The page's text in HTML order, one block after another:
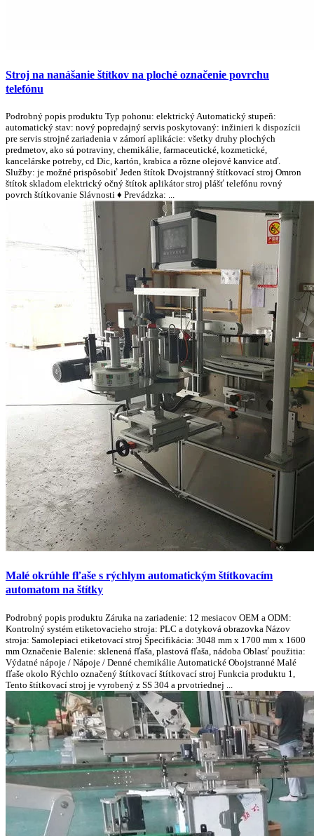
Stroj na nanášanie štítkov na ploché označenie povrchu
telefónu
Podrobný popis produktu Typ pohonu: elektrický Automatický stupeň:
automatický stav: nový popredajný servis poskytovaný: inžinieri k dispozícii
pre servis strojné zariadenia v zámorí aplikácie: všetky druhy plochých
predmetov, ako sú potraviny, chemikálie, farmaceutické, kozmetické,
kancelárske potreby, cd Dic, kartón, krabica a rôzne olejové kanvice atď.
Služby: je možné prispôsobiť Jeden štítok Dvojstranný štítkovací stroj Omron
štítok skladom elektrický očný štítok aplikátor stroj plášť telefónu rovný
povrch štítkovanie Slávnosti ♦ Prevádzka: ...
Malé okrúhle fľaše s rýchlym automatickým štítkovacím
automatom na štítky
Podrobný popis produktu Záruka na zariadenie: 12 mesiacov OEM a ODM:
Kontrolný systém etiketovacieho stroja: PLC a dotyková obrazovka Názov
stroja: Samolepiaci etiketovací stroj Špecifikácia: 3048 mm x 1700 mm x 1600
mm Označenie Balenie: sklenená fľaša, plastová fľaša, nádoba Oblasť použitia:
Výdatné nápoje / Nápoje / Denné chemikálie Automatické Obojstranné Malé
fľaše okolo Rýchlo označený štítkovací štítkovací stroj Funkcia produktu 1,
Tento štítkovací stroj je vyrobený z SS 304 a prvotriednej ...